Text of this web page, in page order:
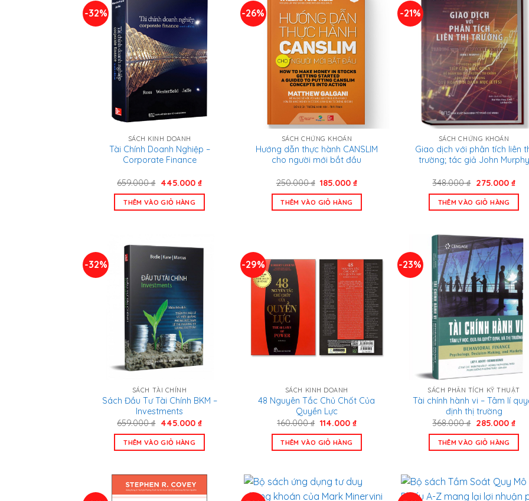
-32%
SÁCH KINH DOANH
Tài Chính Doanh Nghiệp –
Corporate Finance
659.000₫ Giá
là:
659.000 ₫.
445.000 ₫Giá
THÊM VÀO GIỎ HÀNG
-26%
SÁCH CHỨNG KHOÁN
Hướng dẫn thực hành CANSLIM
cho người mới bắt đầu
250.000₫ Giá
là:
250.000 ₫.
185.000₫Giá
THÊM VÀO GIỎ HÀNG
-21%
SÁCH CHỨNG KHOÁN
Giao dịch với phân tích liên
trường; tác giả John Murphy
348.000₫ Giá
là:
348.000 ₫.
275.000 ₫Giá
THÊM VÀO GIỎ HÀNG
-32%
SÁCH TÀI CHÍNH
Sách Đầu Tư Tài Chính BKM –
Investments
659.000₫ Giá
là:
659.000 ₫.
445.000 ₫Giá
là:
THÊM VÀO GIỎ HÀNG
-29%
SÁCH KINH DOANH
48 Nguyên Tắc Chủ Chốt Của
Quyền Lực
160.000₫ Giá
là:
160.000 ₫.
114.000 ₫Giá
là:
THÊM VÀO GIỎ HÀNG
-23%
SÁCH PHÂN TÍCH KỸ THUẬT
Tài chính hành vi – Tâm lí
định thị trường
368.000₫ Giá
là:
368.000 ₫.
285.000 ₫Giá
là:
THÊM VÀO GIỎ HÀNG